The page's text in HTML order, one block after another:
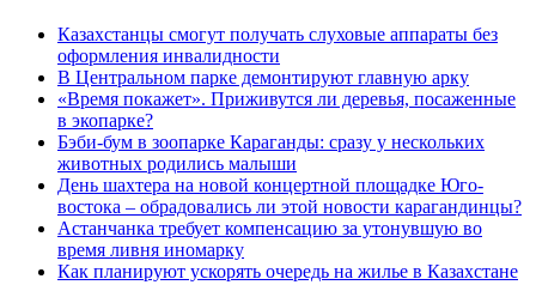
Казахстанцы смогут получать слуховые аппараты без
оформления инвалидности
В Центральном парке демонтируют главную арку
«Время покажет». Приживутся ли деревья, посаженные
в экопарке?
Бэби-бум в зоопарке Караганды: сразу у нескольких
животных родились малыши
День шахтера на новой концертной площадке Юго-
востока – обрадовались ли этой новости карагандинцы?
Астанчанка требует компенсацию за утонувшую во
время ливня иномарку
Как планируют ускорять очередь на жилье в Казахстане